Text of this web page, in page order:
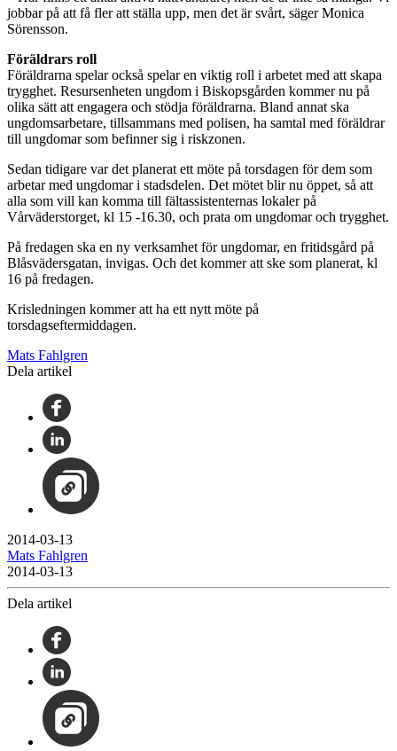
jobbar på att få fler att ställa upp, men det är svårt, säger Monica
Sörensson.
Föräldrars roll
Föräldrarna spelar också spelar en viktig roll i arbetet med att skapa
trygghet. Resursenheten ungdom i Biskopsgården kommer nu på
olika sätt att engagera och stödja föräldrarna. Bland annat ska
ungdomsarbetare, tillsammans med polisen, ha samtal med föräldrar
till ungdomar som befinner sig i riskzonen.
Sedan tidigare var det planerat ett möte på torsdagen för dem som
arbetar med ungdomar i stadsdelen. Det mötet blir nu öppet, så att
alla som vill kan komma till fältassistenternas lokaler på
Vårväderstorget, kl 15 -16.30, och prata om ungdomar och trygghet.
På fredagen ska en ny verksamhet för ungdomar, en fritidsgård på
Blåsvädersgatan, invigas. Och det kommer att ske som planerat, kl
16 på fredagen.
Krisledningen kommer att ha ett nytt möte på
torsdagseftermiddagen.
Mats Fahlgren
Dela artikel
2014-03-13
Mats Fahlgren
2014-03-13
Dela artikel